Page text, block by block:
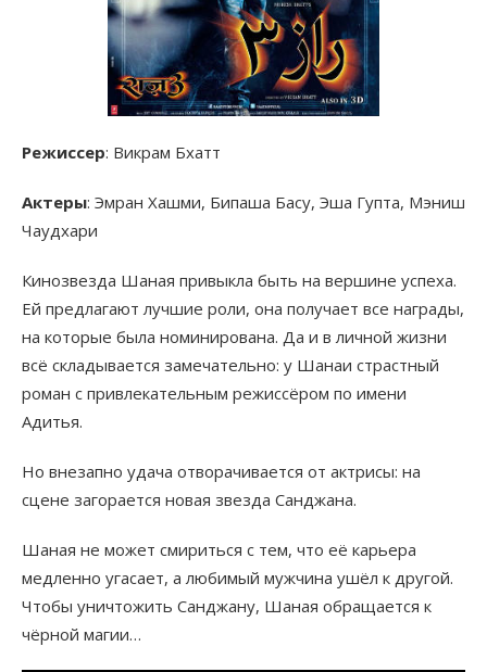
Режиссер: Викрам Бхатт
Актеры: Эмран Хашми, Бипаша Басу, Эша Гупта, Мэниш
Чаудхари
Кинозвезда Шаная привыкла быть на вершине успеха.
Ей предлагают лучшие роли, она получает все награды,
на которые была номинирована. Да и в личной жизни
всё складывается замечательно: у Шанаи страстный
роман с привлекательным режиссёром по имени
Адитья.
Но внезапно удача отворачивается от актрисы: на
сцене загорается новая звезда Санджана.
Шаная не может смириться с тем, что её карьера
медленно угасает, а любимый мужчина ушёл к другой.
Чтобы уничтожить Санджану, Шаная обращается к
чёрной магии…